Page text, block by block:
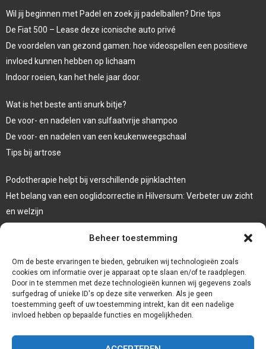
Beheer toestemming
Om de beste ervaringen te bieden, gebruiken wij technologieën zoals
cookies om informatie over je apparaat op te slaan en/of te raadplegen.
Door in te stemmen met deze technologieën kunnen wij gegevens zoals
surfgedrag of unieke ID's op deze site verwerken. Als je geen
toestemming geeft of uw toestemming intrekt, kan dit een nadelige
invloed hebben op bepaalde functies en mogelijkheden.
Wil jij beginnen met Padel en zoek jij padelballen? Drie tips
De Fiat 500 – Lease deze iconische auto privé
De voordelen van gezond gamen: hoe videospellen een positieve
invloed kunnen hebben op lichaam
Indoor roeien, kan het hele jaar door.
Wat is het beste anti snurk bitje?
De voor- en nadelen van sulfaatvrije shampoo
De voor- en nadelen van een keukenweegschaal
Tips bij artrose
Podotherapie helpt bij verschillende pijnklachten
Het belang van een ooglidcorrectie in Hilversum: Verbeter uw zicht
en welzijn
Veelgebruikte behandeltechnieken in de fysiotherapie